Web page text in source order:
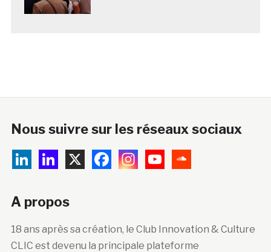
Nous suivre sur les réseaux sociaux
A propos
18 ans après sa création, le Club Innovation & Culture
CLIC est devenu la principale plateforme